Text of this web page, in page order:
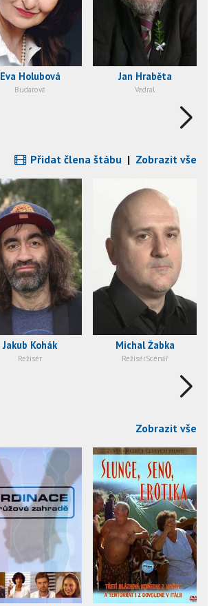
Eva Holubová
Budarová
Jan Hraběta
Vedral
Přidat člena štábu | Zobrazit vše
Jakub Kohák
Režisér
Michal Žabka
RežisérScénář
Zobrazit vše